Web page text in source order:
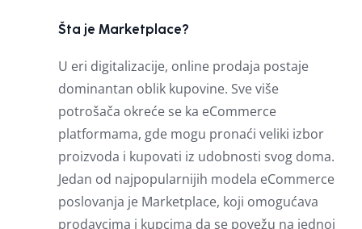
Šta je Marketplace?
U eri digitalizacije, online prodaja postaje
dominantan oblik kupovine. Sve više
potrošača okreće se ka eCommerce
platformama, gde mogu pronaći veliki izbor
proizvoda i kupovati iz udobnosti svog doma.
Jedan od najpopularnijih modela eCommerce
poslovanja je Marketplace, koji omogućava
prodavcima i kupcima da se povežu na jednoj